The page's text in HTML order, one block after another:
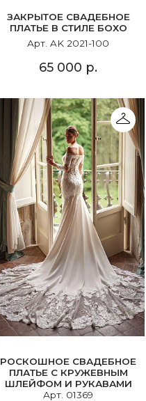
ЗАКРЫТОЕ СВАДЕБНОЕ
ПЛАТЬЕ В СТИЛЕ БОХО
Арт. AK 2021-100
65 000 р.
РОСКОШНОЕ СВАДЕБНОЕ
ПЛАТЬЕ С КРУЖЕВНЫМ
ШЛЕЙФОМ И РУКАВАМИ
Арт. 01369